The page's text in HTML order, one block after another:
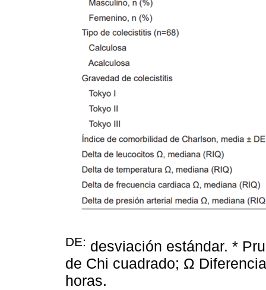
DE: desviación estándar. *
de Chi cuadrado; Ω
horas.